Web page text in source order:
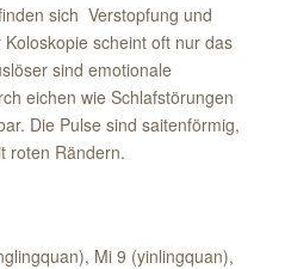
sich Verstopfung und
scheint oft nur das
sind emotionale
eichen wie Schlafstörungen
Die Pulse sind saitenförmig,
roten Rändern.
Mi 9 (yinlingquan),